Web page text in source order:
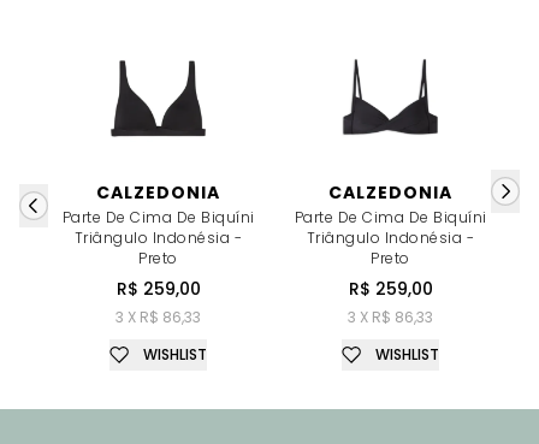
CALZEDONIA
Parte De Cima De Biquíni
Triângulo Indonésia -
Preto
R$ 259,00
3 X R$ 86,33
WISHLIST
CALZEDONIA
Parte De Cima De Biquíni
Triângulo Indonésia -
Preto
R$ 259,00
3 X R$ 86,33
WISHLIST